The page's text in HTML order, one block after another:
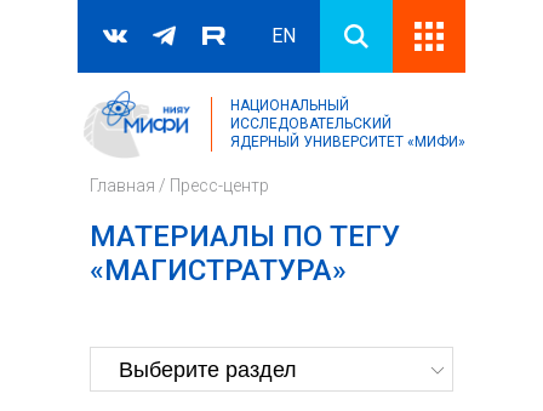
Форма поиска
Поиск
EN
НАЦИОНАЛЬНЫЙ
ИССЛЕДОВАТЕЛЬСКИЙ
ЯДЕРНЫЙ УНИВЕРСИТЕТ «МИФИ»
Главная / Пресс-центр
МАТЕРИАЛЫ ПО ТЕГУ
«МАГИСТРАТУРА»